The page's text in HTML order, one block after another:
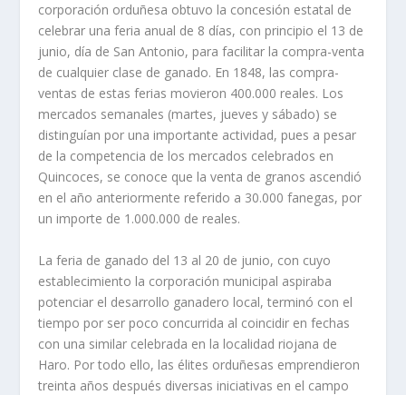
corporación orduñesa obtuvo la concesión estatal de
celebrar una feria anual de 8 días, con principio el 13 de
junio, día de San Antonio, para facilitar la compra-venta
de cualquier clase de ganado. En 1848, las compra­
ventas de estas ferias movieron 400.000 reales. Los
mercados semanales (martes, jueves y sábado) se
distinguían por una importante actividad, pues a pesar
de la competencia de los mercados celebrados en
Quincoces, se conoce que la venta de granos ascendió
en el año anteriormente referido a 30.000 fanegas, por
un importe de 1.000.000 de reales.
La feria de ganado del 13 al 20 de junio, con cuyo
establecimiento la corporación municipal aspiraba
potenciar el desarrollo ganadero local, terminó con el
tiempo por ser poco concurrida al coincidir en fechas
con una similar celebrada en la localidad riojana de
Haro. Por todo ello, las élites orduñesas emprendieron
treinta años después diversas iniciativas en el campo